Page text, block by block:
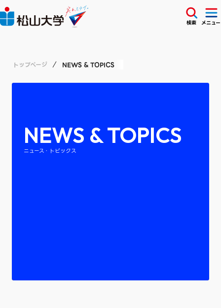
検索 メニュー
トップページ NEWS & TOPICS
NEWS & TOPICS
ニュース・トピックス